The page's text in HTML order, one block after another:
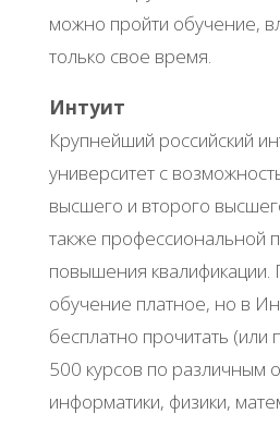
можно пройти обучение,
только свое время.
Интуит
Крупнейший российский
университет с
высшего и второго
также профессиональной
повышения
обучение платное, но в
бесплатно прочитать (или
500 курсов по различным
информатики, физики,